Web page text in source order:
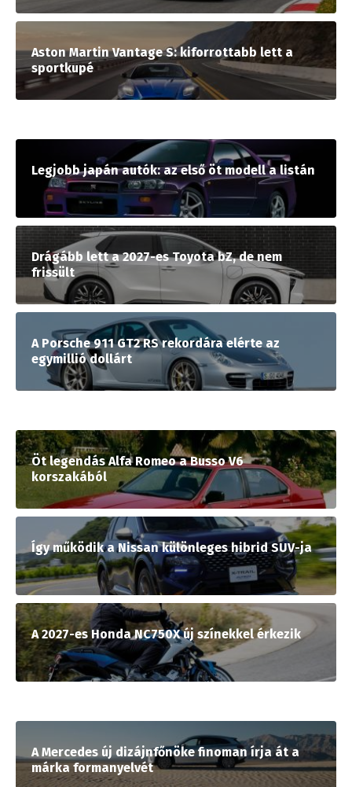
Aston Martin Vantage S: kiforrottabb lett a
sportkupé
Legjobb japán autók: az első öt modell a listán
Drágább lett a 2027-es Toyota bZ, de nem
frissült
A Porsche 911 GT2 RS rekordára elérte az
egymillió dollárt
Öt legendás Alfa Romeo a Busso V6
korszakából
Így működik a Nissan különleges hibrid SUV-ja
A 2027-es Honda NC750X új színekkel érkezik
A Mercedes új dizájnfőnöke finoman írja át a
márka formanyelvét